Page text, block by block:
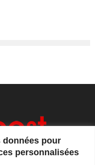
pour
personnalisées